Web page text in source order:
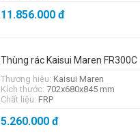
11.856.000đ
Thùng rác Kaisui Maren FR300C
Thương hiệu: Kaisui Maren
Kích thước: 702x680x845 mm
Chất liệu: FRP
5.260.000đ